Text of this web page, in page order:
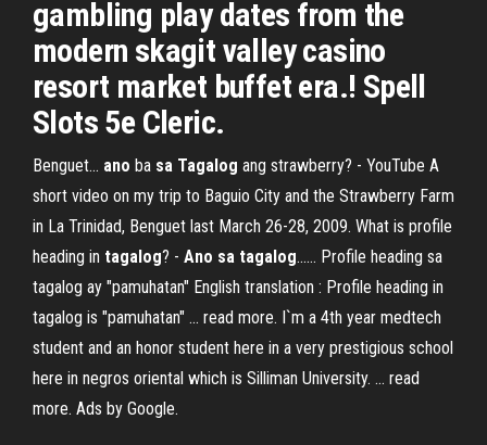
gambling play dates from the
modern skagit valley casino
resort market buffet era.! Spell
Slots 5e Cleric.
Benguet... ano ba sa Tagalog ang strawberry? - YouTube A
short video on my trip to Baguio City and the Strawberry Farm
in La Trinidad, Benguet last March 26-28, 2009. What is profile
heading in tagalog? - Ano sa tagalog...… Profile heading sa
tagalog ay "pamuhatan" English translation : Profile heading in
tagalog is "pamuhatan" ... read more. I`m a 4th year medtech
student and an honor student here in a very prestigious school
here in negros oriental which is Silliman University. ... read
more. Ads by Google.